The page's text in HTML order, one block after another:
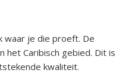
waar je die proeft. De
het Caribisch gebied. Dit is
kwaliteit.